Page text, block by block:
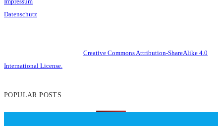
Datenschutz
Creative Commons Attribution-ShareAlike 4.0
International License.
POPULAR POSTS